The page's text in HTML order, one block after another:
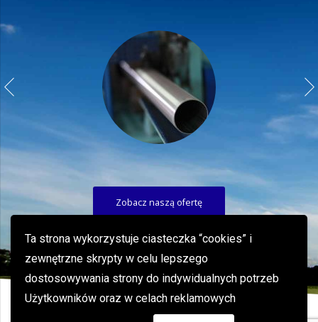
Ta strona wykorzystuje ciasteczka “cookies” i
zewnętrzne skrypty w celu lepszego
dostosowywania strony do indywidualnych potrzeb
Użytkowników oraz w celach reklamowych
Zobacz naszą ofertę